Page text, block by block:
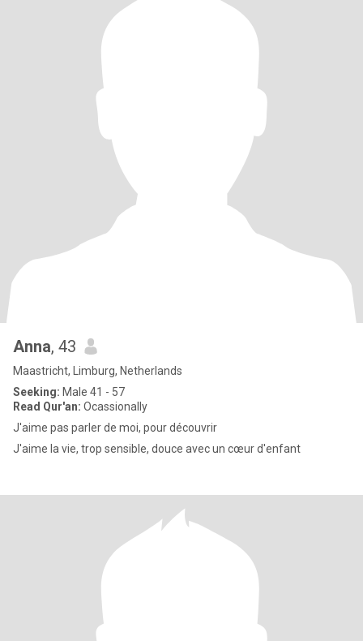
Anna, 43
Maastricht, Limburg, Netherlands
Seeking: Male 41 - 57
Read Qur'an: Ocassionally
J'aime pas parler de moi, pour découvrir
J'aime la vie, trop sensible, douce avec un cœur d'enfant